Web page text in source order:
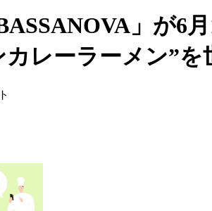
」が6
レーラーメン”を